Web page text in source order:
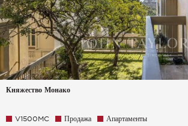
Княжество Монако
V1500MC Продажа Апартаменты